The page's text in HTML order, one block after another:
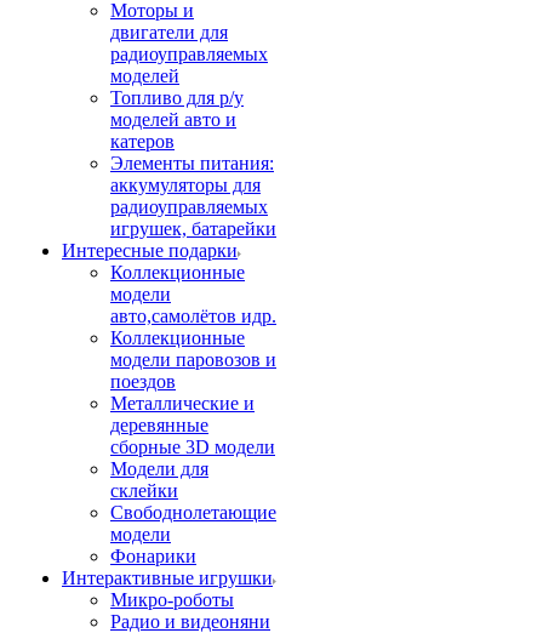
Моторы и
двигатели для
радиоуправляемых
моделей
Топливо для р/у
моделей авто и
катеров
Элементы питания:
аккумуляторы для
радиоуправляемых
игрушек, батарейки
Интересные подарки
Коллекционные
модели
авто,самолётов идр.
Коллекционные
модели паровозов и
поездов
Металлические и
деревянные
сборные 3D модели
Модели для
склейки
Свободнолетающие
модели
Фонарики
Интерактивные игрушки
Микро-роботы
Радио и видеоняни